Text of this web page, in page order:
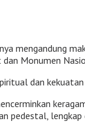
mengandung
Monumen
dan
pedestal,